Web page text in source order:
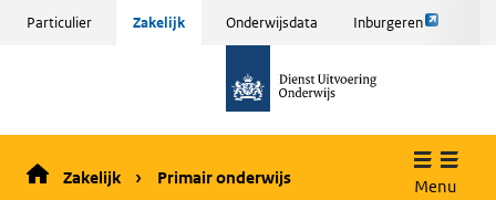
Sla
naar
inhoud
Particulier Zakelijk Onderwijsdata Inburgeren
Link
pagina
de
Zakelijk Primair onderwijs Menu